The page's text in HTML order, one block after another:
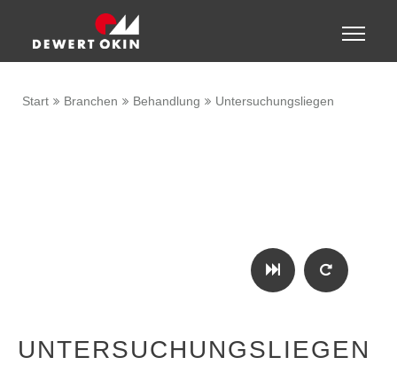
Toggle
Start Branchen Behandlung Untersuchungsliegen
UNTERSUCHUNGSLIEGEN